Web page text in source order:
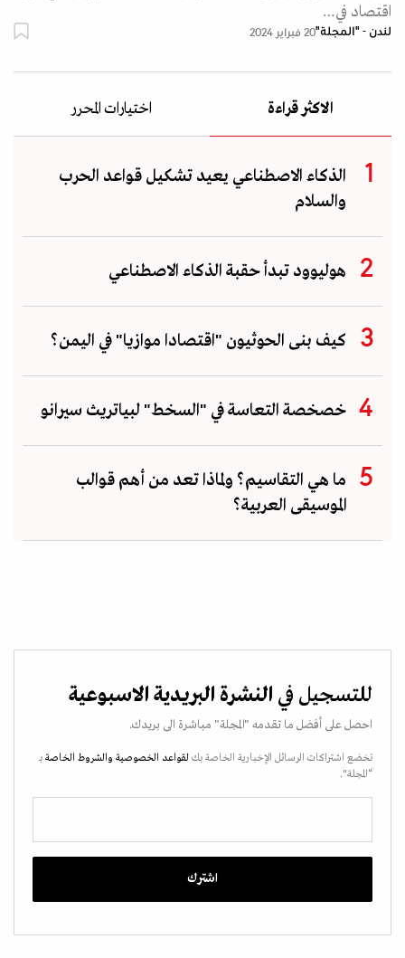
اقتصاد في…
لندن - "المجلة"20 فبراير 2024
الاكثر قراءة اختيارات المحرر
الذكاء الاصطناعي يعيد تشكيل قواعد الحرب
والسلام
هوليوود تبدأ حقبة الذكاء الاصطناعي
كيف بنى الحوثيون "اقتصادا موازيا" في اليمن؟
خصخصة التعاسة في "السخط" لبياتريث سيرانو
ما هي التقاسيم؟ ولماذا تعد من أهم قوالب
الموسيقى العربية؟
للتسجيل في النشرة البريدية الاسبوعية
احصل على أفضل ما تقدمه "المجلة" مباشرة الى بريدك.
تخضع اشتراكات الرسائل الإخبارية الخاصة بك لقواعد الخصوصية والشروط الخاصة بـ
“المجلة".